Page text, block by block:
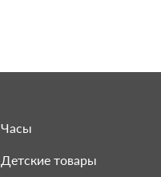
Часы
Детские товары